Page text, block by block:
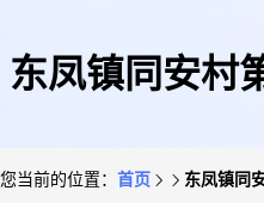
东凤镇同安村
您当前的位置： 首页 东凤镇同